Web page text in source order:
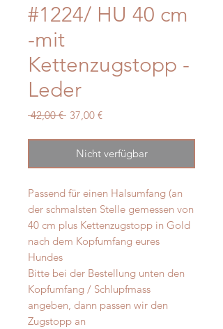
#1224/ HU 40 cm
-mit
Kettenzugstopp -
Leder
42,00 € Standardpreis
37,00 €Sale-
Nicht verfügbar
Passend für einen Halsumfang (an
der schmalsten Stelle gemessen von
40 cm plus Kettenzugstopp in Gold
nach dem Kopfumfang eures
Hundes
Bitte bei der Bestellung unten den
Kopfumfang / Schlupfmass
angeben, dann passen wir den
Zugstopp an